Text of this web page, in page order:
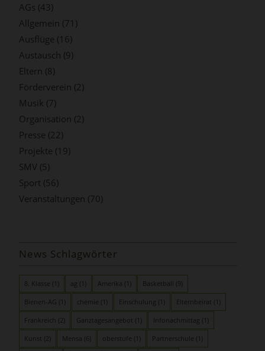
AGs (43)
Allgemein (71)
Ausflüge (16)
Austausch (9)
Eltern (8)
Förderverein (2)
Musik (7)
Organisation (2)
Presse (22)
Projekte (19)
SMV (5)
Sport (56)
Veranstaltungen (70)
News Schlagwörter
8. Klasse (1) ag (1) Amerika (1) Basketball
Bienen-AG (1) chemie (1) Einschulung (1) Elternbeirat (1)
Frankreich Ganztagesangebot (1) Infonachmittag (1)
Kunst Mensa oberstufe (1) Partnerschule (1)